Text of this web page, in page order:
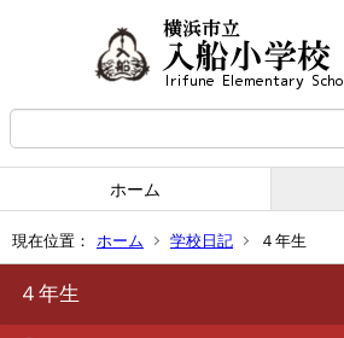
ホーム
現在位置： ホーム 学校日記 ４年生
４年生